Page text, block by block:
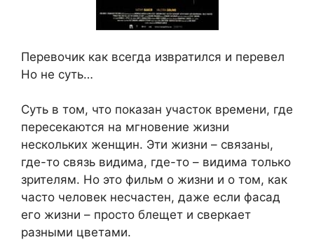
Перевочик как всегда извратился и перевел
Но не суть…
Суть в том, что показан участок времени, где
пересекаются на мгновение жизни
нескольких женщин. Эти жизни – связаны,
где-то связь видима, где-то – видима только
зрителям. Но это фильм о жизни и о том, как
часто человек несчастен, даже если фасад
его жизни – просто блещет и сверкает
разными цветами.